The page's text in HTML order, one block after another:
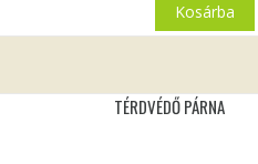
Kosárba
TÉRDVÉDŐ PÁRNA